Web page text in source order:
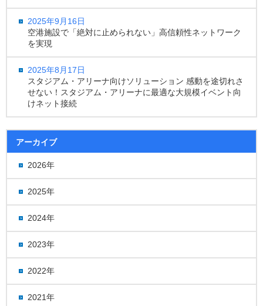
2025年9月16日
空港施設で「絶対に止められない」高信頼性ネットワーク
を実現
2025年8月17日
スタジアム・アリーナ向けソリューション 感動を途切れさ
せない！スタジアム・アリーナに最適な大規模イベント向
けネット接続
アーカイブ
2026年
2025年
2024年
2023年
2022年
2021年